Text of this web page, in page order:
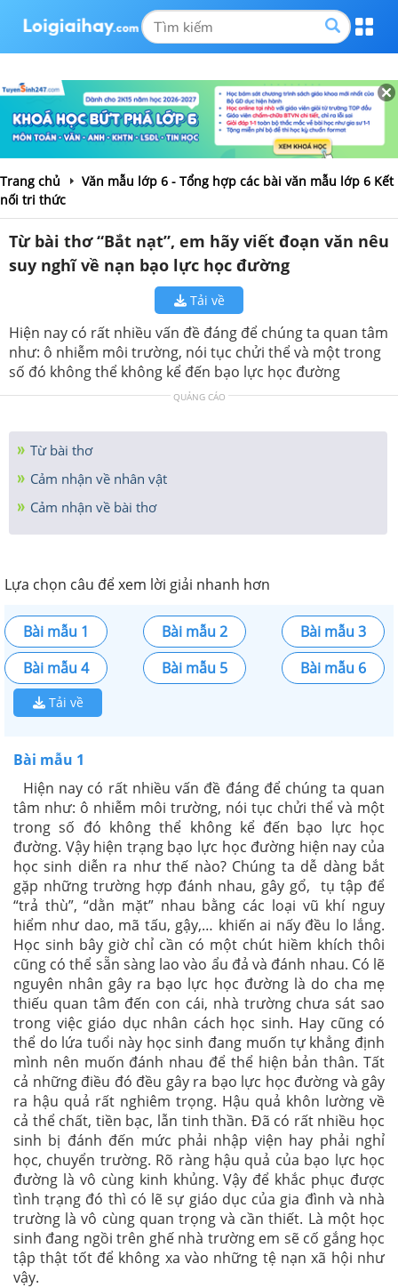
Trang chủ
Văn mẫu lớp 6 - Tổng hợp các bài văn mẫu lớp 6 Kết
nối tri thức
Từ bài thơ “Bắt nạt”, em hãy viết đoạn văn nêu
suy nghĩ về nạn bạo lực học đường
Tải về
Hiện nay có rất nhiều vấn đề đáng để chúng ta quan tâm
như: ô nhiễm môi trường, nói tục chửi thể và một trong
số đó không thể không kể đến bạo lực học đường
QUẢNG CÁO
Từ bài thơ
Cảm nhận về nhân vật
Cảm nhận về bài thơ
Lựa chọn câu để xem lời giải nhanh hơn
Bài mẫu 1 Bài mẫu 2
Bài mẫu 3
Bài mẫu 4
Bài mẫu 5 Bài mẫu 6
Tải về
Bài mẫu 1
Hiện nay có rất nhiều vấn đề đáng để chúng ta quan
tâm như: ô nhiễm môi trường, nói tục chửi thể và một
trong số đó không thể không kể đến bạo lực học
đường. Vậy hiện trạng bạo lực học đường hiện nay của
học sinh diễn ra như thế nào? Chúng ta dễ dàng bắt
gặp những trường hợp đánh nhau, gây gổ, tụ tập để
“trả thù”, “dằn mặt” nhau bằng các loại vũ khí nguy
hiểm như dao, mã tấu, gậy,… khiến ai nấy đều lo lắng.
Học sinh bây giờ chỉ cần có một chút hiềm khích thôi
cũng có thể sẵn sàng lao vào ẩu đả và đánh nhau. Có lẽ
nguyên nhân gây ra bạo lực học đường là do cha mẹ
thiếu quan tâm đến con cái, nhà trường chưa sát sao
trong việc giáo dục nhân cách học sinh. Hay cũng có
thể do lứa tuổi này học sinh đang muốn tự khẳng định
mình nên muốn đánh nhau để thể hiện bản thân. Tất
cả những điều đó đều gây ra bạo lực học đường và gây
ra hậu quả rất nghiêm trọng. Hậu quả khôn lường về
cả thể chất, tiền bạc, lẫn tinh thần. Đã có rất nhiều học
sinh bị đánh đến mức phải nhập viện hay phải nghỉ
học, chuyển trường. Rõ ràng hậu quả của bạo lực học
đường là vô cùng kinh khủng. Vậy để khắc phục được
tình trạng đó thì có lẽ sự giáo dục của gia đình và nhà
trường là vô cùng quan trọng và cần thiết. Là một học
sinh đang ngồi trên ghế nhà trường em sẽ cố gắng học
tập thật tốt để không xa vào những tệ nạn xã hội như
vậy.